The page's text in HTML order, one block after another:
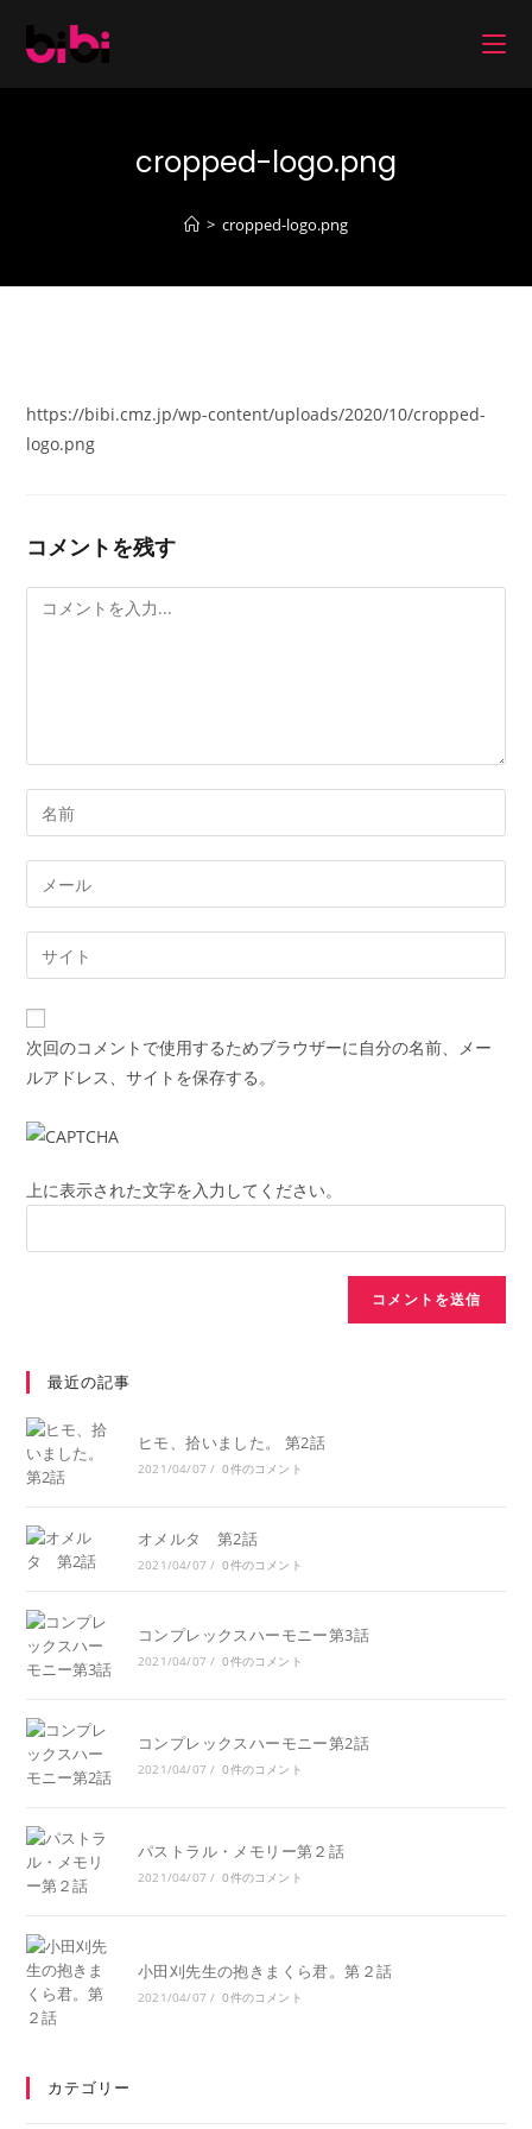
プ
cropped-logo.png
> cropped-logo.png
https://bibi.cmz.jp/wp-content/uploads/2020/10/cropped-
logo.png
コメントを残す
Enter
your
name
comment
Enter
your
email
address
comment
Enter
your
website
URL
(optional)
次回のコメントで使用するためブラウザーに自分の名前、メー
ルアドレス、サイトを保存する。
上に表示された文字を入力してください。
最近の記事
ヒモ、拾いました。 第2話
2021/04/07 / 0件のコメント
オメルタ 第2話
2021/04/07 / 0件のコメント
コンプレックスハーモニー第3話
2021/04/07 / 0件のコメント
コンプレックスハーモニー第2話
2021/04/07 / 0件のコメント
パストラル・メモリー第２話
2021/04/07 / 0件のコメント
小田刈先生の抱きまくら君。第２話
2021/04/07 / 0件のコメント
カテゴリー